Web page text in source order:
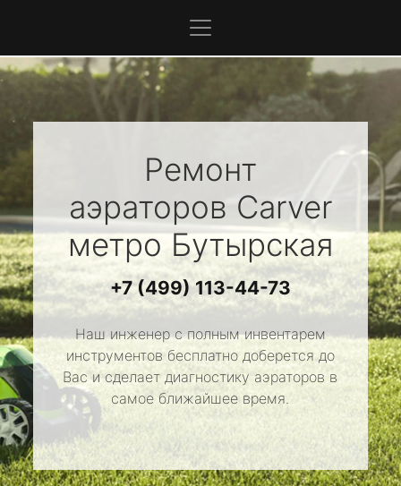
Ремонт
аэраторов Carver
метро Бутырская
+7 (499) 113-44-73
Наш инженер с полным инвентарем
инструментов бесплатно доберется до
Вас и сделает диагностику аэраторов в
самое ближайшее время.